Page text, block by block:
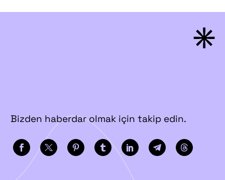
Bizden haberdar olmak için takip edin.